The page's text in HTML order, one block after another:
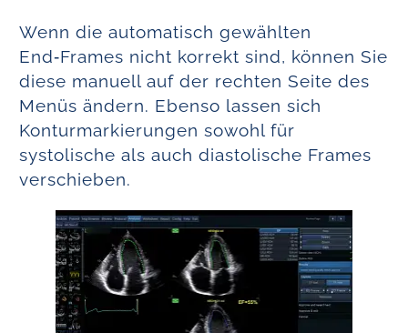
Wenn die automatisch gewählten
End‑Frames nicht korrekt sind, können Sie
diese manuell auf der rechten Seite des
Menüs ändern. Ebenso lassen sich
Konturmarkierungen sowohl für
systolische als auch diastolische Frames
verschieben.